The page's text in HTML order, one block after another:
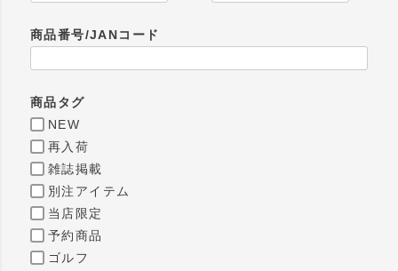
商品番号/JANコード
商品タグ
NEW
再入荷
雑誌掲載
別注アイテム
当店限定
予約商品
ゴルフ